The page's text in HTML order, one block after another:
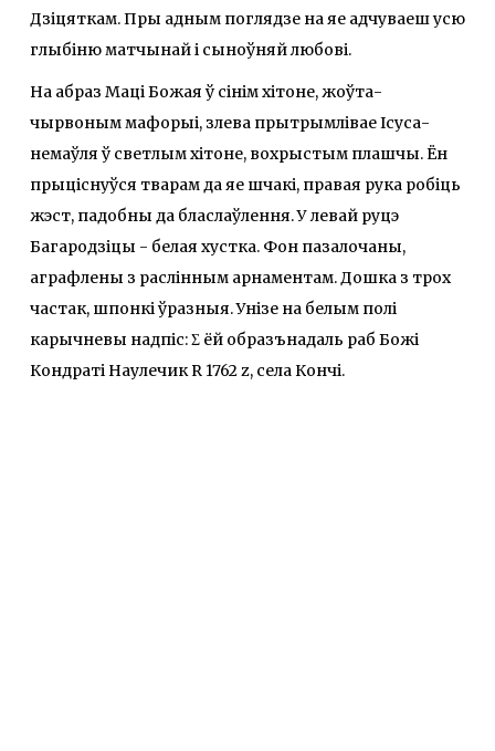
Дзіцяткам. Пры адным поглядзе на яе адчуваеш усю
глыбіню матчынай і сыноўняй любові.
На абраз Маці Божая ў сінім хітоне, жоўта-
чырвоным мафорыі, злева прытрымлівае Ісуса-
немаўля ў светлым хітоне, вохрыстым плашчы. Ён
прыціснуўся тварам да яе шчакі, правая рука робіць
жэст, падобны да бласлаўлення. У левай руцэ
Багародзіцы - белая хустка. Фон пазалочаны,
аграфлены з раслінным арнаментам. Дошка з трох
частак, шпонкі ўразныя. Унізе на белым полі
карычневы надпіс: Σ ёй образънадаль раб Божi
Кондратi Наулечик R 1762 z, cела Кончi.